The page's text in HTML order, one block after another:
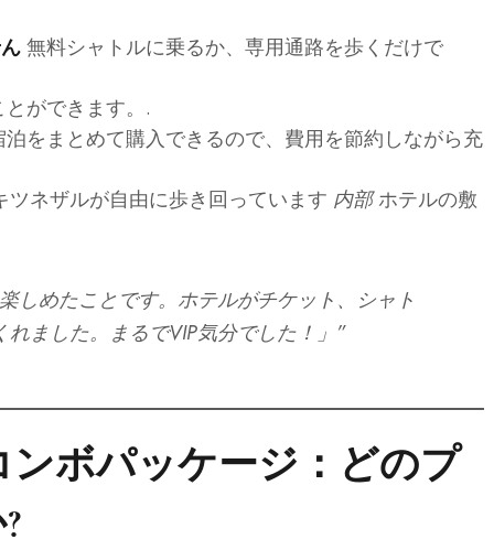
無料シャトルに乗るか、専用通路を歩くだけで
ができます。.
をまとめて購入できるので、費用を節約しながら充
ネザルが自由に歩き回っています 内部ホテルの敷
しめたことです。ホテルがチケット、シャト
ました。まるでVIP気分でした！」”
ボパッケージ：どのプ